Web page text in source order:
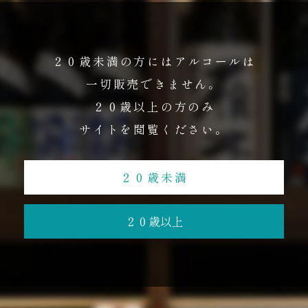
SNSに本気で取り組ん
で2年が経ちました
2017.06.10
只今メンテナンス中です。
２０歳未満の方にはアルコールは
一切販売できません。
２０歳以上の方のみ
サイトを閲覧ください。
２０歳未満
２０歳以上